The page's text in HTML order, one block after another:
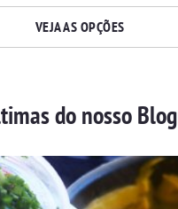
VEJA AS OPÇÕES
E DRINKS
do nosso Blog